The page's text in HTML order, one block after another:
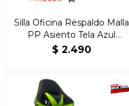
Silla Oficina Respaldo Malla
PP Asiento Tela Azul
ETIMEL
$ 2.490